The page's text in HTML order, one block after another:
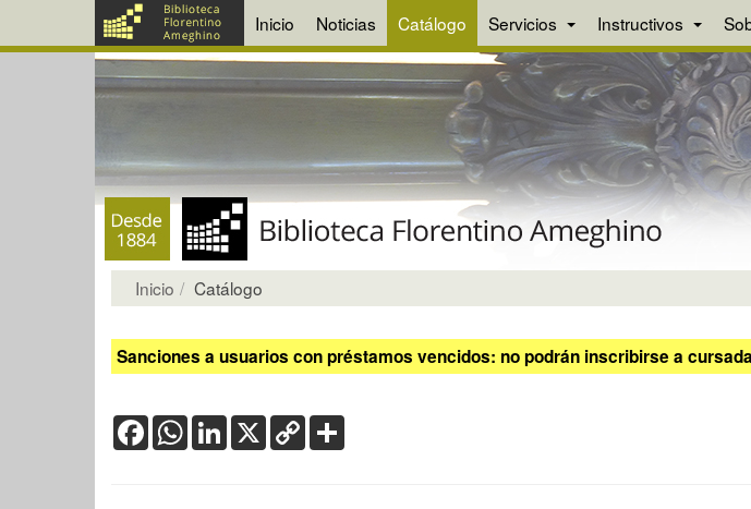
Inicio Noticias Catálogo Servicios Instructivos
Inicio Catálogo
Sanciones a usuarios con préstamos vencidos: no podrán inscribirse a
FacebookWhatsApp
LinkedIn
X Copy
Link